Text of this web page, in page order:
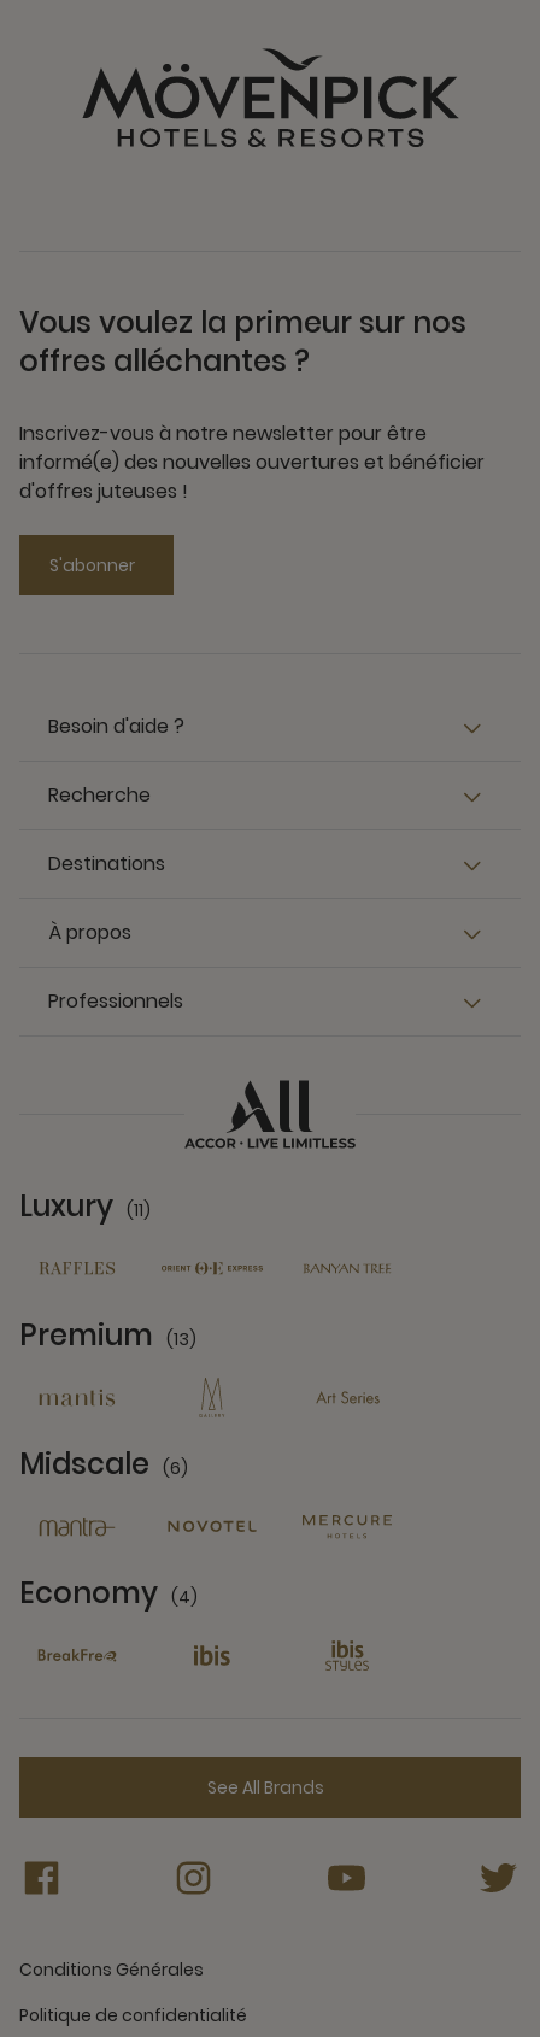
Vous voulez la primeur sur nos
offres alléchantes ?
Inscrivez-vous à notre newsletter pour être
informé(e) des nouvelles ouvertures et bénéficier
d'offres juteuses !
S'abonner
Besoin d'aide ?
Recherche
Destinations
À propos
Professionnels
Luxury (11)
Premium (13)
Midscale (6)
Economy (4)
See All Brands
Conditions Générales
Politique de confidentialité